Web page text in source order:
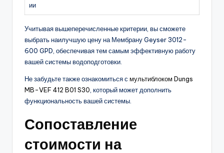
ии
Учитывая вышеперечисленные критерии, вы сможете
выбрать наилучшую цену на Мембрану Geyser 3012-
600 GPD, обеспечивая тем самым эффективную работу
вашей системы водоподготовки.
Не забудьте также ознакомиться с мультиблоком Dungs
MB-VEF 412 B01 S30 , который может дополнить
функциональность вашей системы.
Сопоставление
стоимости на